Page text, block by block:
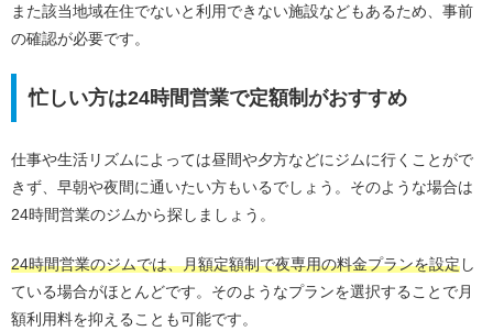
また該当地域在住でないと利用できない施設などもあるため、事前
の確認が必要です。
忙しい方は24時間営業で定額制がおすすめ
仕事や生活リズムによっては昼間や夕方などにジムに行くことがで
きず、早朝や夜間に通いたい方もいるでしょう。そのような場合は
24時間営業のジムから探しましょう。
24時間営業のジムでは、月額定額制で夜専用の料金プランを設定し
ている場合がほとんどです。そのようなプランを選択することで月
額利用料を抑えることも可能です。